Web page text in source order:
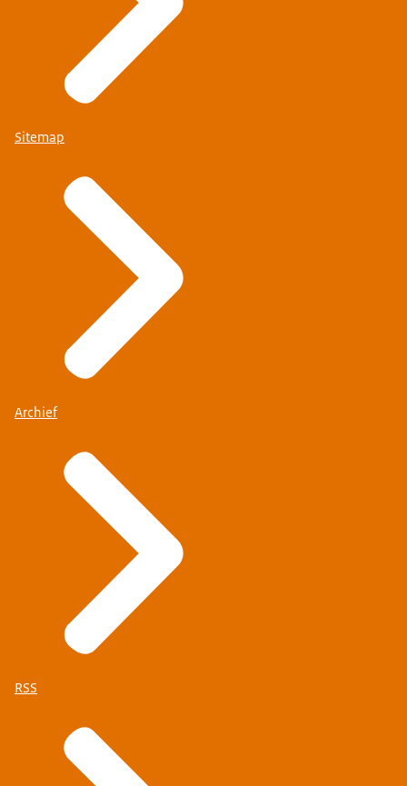
Sitemap
Archief
RSS